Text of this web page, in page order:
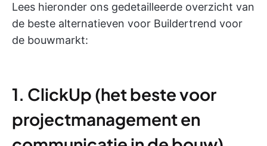
Lees hieronder ons gedetailleerde overzicht van
de beste alternatieven voor Buildertrend voor
de bouwmarkt:
1. ClickUp (het beste voor
projectmanagement en